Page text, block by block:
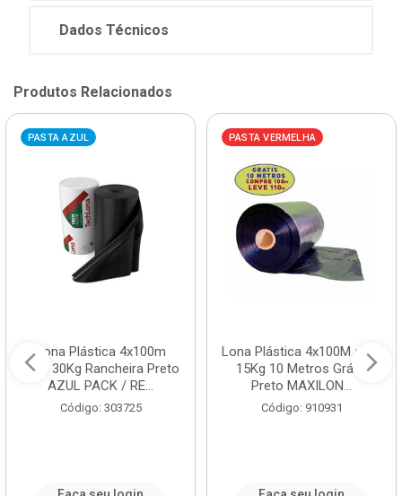
Dados Técnicos
Produtos Relacionados
PASTA AZUL
Lona Plástica 4x100m
com 30Kg Rancheira Preto
AZUL PACK / RE...
Código: 303725
PASTA VERMELHA
Lona Plástica 4x100M com
15Kg 10 Metros Grátis
Preto MAXILON...
Código: 910931